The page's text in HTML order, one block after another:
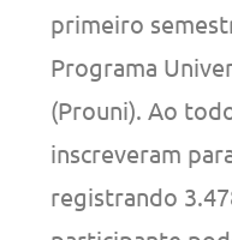
primeiro
Programa
(Prouni). Ao
inscreveram
registrando